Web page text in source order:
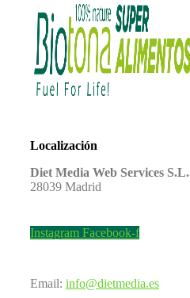
Localización
Diet Media Web Services S.L.
28039 Madrid
Instagram Facebook-f
Email: info@dietmedia.es